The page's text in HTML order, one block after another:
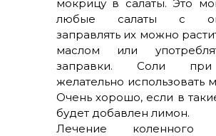
мокрицу в салаты. Это
любые салаты с
заправлять их можно
маслом или
заправки. Соли
желательно использовать
Очень хорошо, если в
будет добавлен лимон.
Лечение коленного